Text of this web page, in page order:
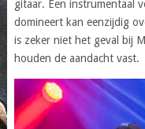
gitaar. Een instrumentaal
domineert kan eenzijdig
is zeker niet het geval bij
houden de aandacht vast.